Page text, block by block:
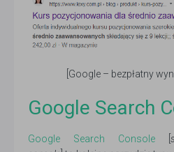
[Google – bezpłatny
Google Search
Google Search Console